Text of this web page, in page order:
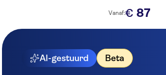
Vanaf:€ 87
AI-gestuurd Beta